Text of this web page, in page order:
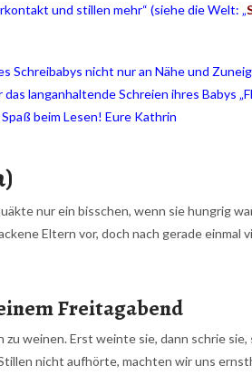
und stillen mehr“ (siehe die Welt: „
Schreibabys nicht nur an Nähe und
langanhaltende Schreien ihres Babys
beim Lesen! Eure Kathrin
nur ein bisschen, wenn sie hungrig
Eltern vor, doch nach gerade einmal
Freitagabend
zu weinen. Erst weinte sie, dann schrie
nicht aufhörte, machten wir uns